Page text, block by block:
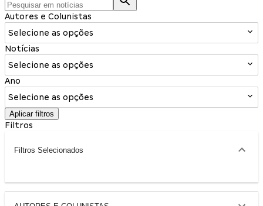
Autores e Colunistas
Selecione as opções
Notícias
Selecione as opções
Ano
Selecione as opções
Aplicar filtros
Filtros
Filtros Selecionados